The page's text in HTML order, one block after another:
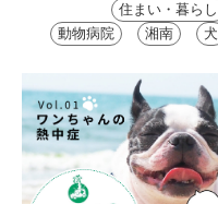
住まい・暮らし
動物病院
湘南 犬